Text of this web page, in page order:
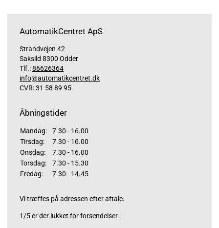
AutomatikCentret ApS
Strandvejen 42
Saksild 8300 Odder
Tlf.:86626364
info@automatikcentret.dk
CVR: 31 58 89 95
Åbningstider
Mandag:
7.30 - 16.00
Tirsdag:
7.30 - 16.00
Onsdag:
7.30 - 16.00
Torsdag:
7.30 - 15.30
Fredag:
7.30 - 14.45
Vi træffes på adressen efter aftale.
1/5 er der lukket for forsendelser.